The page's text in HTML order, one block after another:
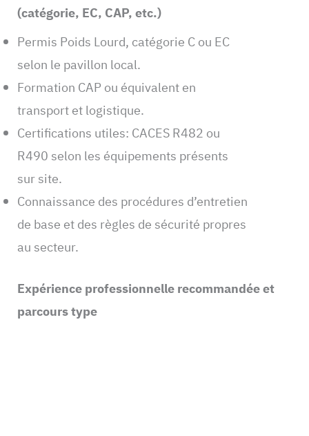
(catégorie, EC, CAP, etc.)
Permis Poids Lourd, catégorie C ou EC
selon le pavillon local.
Formation CAP ou équivalent en
transport et logistique.
Certifications utiles: CACES R482 ou
R490 selon les équipements présents
sur site.
Connaissance des procédures d’entretien
de base et des règles de sécurité propres
au secteur.
Expérience professionnelle recommandée et
parcours type